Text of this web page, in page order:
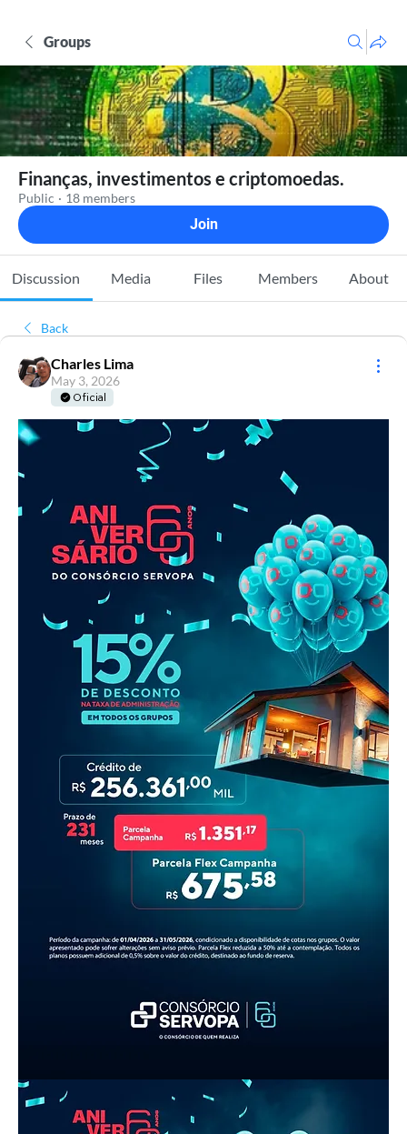
Groups
Finanças, investimentos e criptomoedas.
Public · 18 members
Join
Discussion Media Files Members About
Back
Charles Lima
May 3, 2026
Oficial